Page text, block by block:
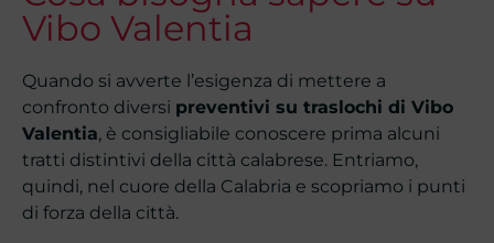
Vibo Valentia
Quando si avverte l’esigenza di mettere a
confronto diversi preventivi su traslochi di Vibo
Valentia, è consigliabile conoscere prima alcuni
tratti distintivi della città calabrese. Entriamo,
quindi, nel cuore della Calabria e scopriamo i punti
di forza della città.